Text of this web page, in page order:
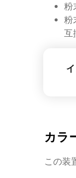
粉
粉
互
カラ
この装